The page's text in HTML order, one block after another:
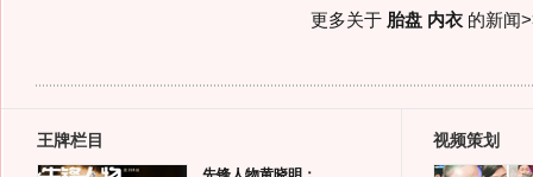
更多关于 胎盘 内衣的新闻
王牌栏目 视频策划